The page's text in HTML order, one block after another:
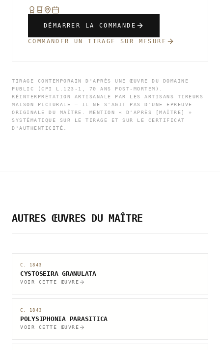
DÉMARRER LA COMMANDE
COMMANDER UN TIRAGE SUR MESURE
TIRAGE CONTEMPORAIN D'APRÈS UNE ŒUVRE DU DOMAINE
PUBLIC (CPI L.123-1, 70 ANS POST-MORTEM).
RÉINTERPRÉTATION ARTISANALE PAR LES ARTISANS TIREURS
MAISON PICTURALE — IL NE S'AGIT PAS D'UNE ÉPREUVE
ORIGINALE DU MAÎTRE. MENTION « D'APRÈS [MAÎTRE] »
SYSTÉMATIQUE SUR LE TIRAGE ET SUR LE CERTIFICAT
D'AUTHENTICITÉ.
AUTRES ŒUVRES DU MAÎTRE
C. 1843
CYSTOSEIRA GRANULATA
VOIR CETTE ŒUVRE
C. 1843
POLYSIPHONIA PARASITICA
VOIR CETTE ŒUVRE